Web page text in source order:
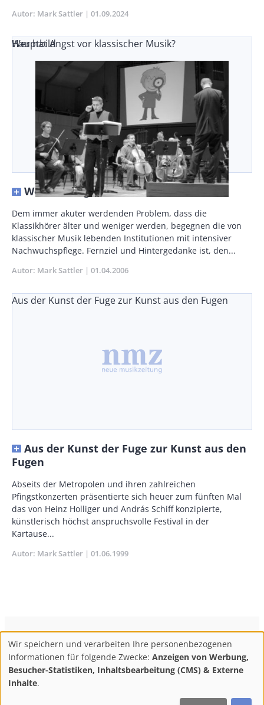
Autor Mark Sattler Publikationsdatum
01.09.2024
Wer hat Angst vor klassischer Musik?
Hauptbild
Wer hat Angst vor klassischer Musik?
Body
Dem immer akuter werdenden Problem, dass die
Klassikhörer älter und weniger werden, begegnen die von
klassischer Musik lebenden Institutionen mit intensiver
Nachwuchspflege. Fernziel und Hintergedanke ist, den...
Autor Mark Sattler Publikationsdatum
01.04.2006
Aus der Kunst der Fuge zur Kunst aus den Fugen
Aus der Kunst der Fuge zur Kunst aus den
Fugen
Body
Abseits der Metropolen und ihren zahlreichen
Pfingstkonzerten präsentierte sich heuer zum fünften Mal
das von Heinz Holliger und András Schiff konzipierte,
künstlerisch höchst anspruchsvolle Festival in der
Kartause...
Autor Mark Sattler Publikationsdatum
01.06.1999
Footer
ConBrio Kulturmedienhaus AGB
Datenschutz
Impressum
Info & Kontakt
Abo kündigen / Widerruf der Bestellung
Use
of
personal
Wir speichern und verarbeiten Ihre personenbezogenen
Informationen für folgende Zwecke: Anzeigen von Werbung,
Besucher-Statistiken, Inhaltsbearbeitung (CMS) & Externe
Inhalte.